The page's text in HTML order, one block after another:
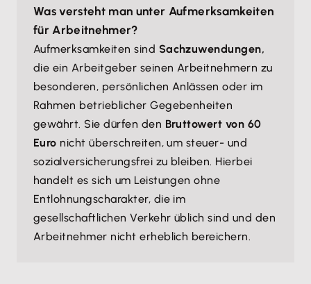
Was versteht man unter Aufmerksamkeiten
für Arbeitnehmer?
Aufmerksamkeiten sind Sachzuwendungen,
die ein Arbeitgeber seinen Arbeitnehmern zu
besonderen, persönlichen Anlässen oder im
Rahmen betrieblicher Gegebenheiten
gewährt. Sie dürfen den Bruttowert von 60
Euro nicht überschreiten, um steuer- und
sozialversicherungsfrei zu bleiben. Hierbei
handelt es sich um Leistungen ohne
Entlohnungscharakter, die im
gesellschaftlichen Verkehr üblich sind und den
Arbeitnehmer nicht erheblich bereichern.